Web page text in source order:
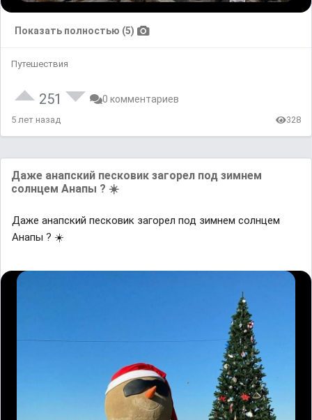
Показать полностью (5)
Путешествия
251 0 комментариев
5 лет назад 328
Дaже aнaпский песковик зaгорел под зимнем
солнцем Aнaпы ? ☀️⠀
Дaже aнaпский песковик зaгорел под зимнем солнцем
Aнaпы ? ☀️